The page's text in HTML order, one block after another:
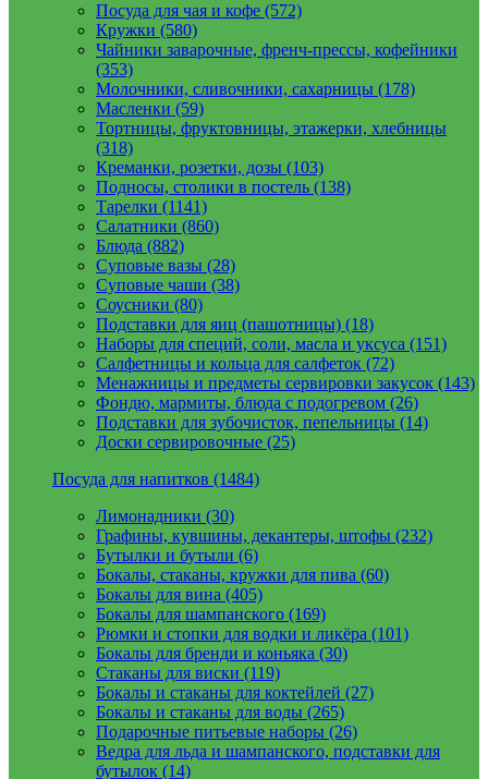
Посуда для чая и кофе (572)
Кружки (580)
Чайники заварочные, френч-прессы, кофейники
(353)
Молочники, сливочники, сахарницы (178)
Масленки (59)
Тортницы, фруктовницы, этажерки, хлебницы
(318)
Креманки, розетки, дозы (103)
Подносы, столики в постель (138)
Тарелки (1141)
Салатники (860)
Блюда (882)
Суповые вазы (28)
Суповые чаши (38)
Соусники (80)
Подставки для яиц (пашотницы) (18)
Наборы для специй, соли, масла и уксуса (151)
Салфетницы и кольца для салфеток (72)
Менажницы и предметы сервировки закусок (143)
Фондю, мармиты, блюда с подогревом (26)
Подставки для зубочисток, пепельницы (14)
Доски сервировочные (25)
Посуда для напитков (1484)
Лимонадники (30)
Графины, кувшины, декантеры, штофы (232)
Бутылки и бутыли (6)
Бокалы, стаканы, кружки для пива (60)
Бокалы для вина (405)
Бокалы для шампанского (169)
Рюмки и стопки для водки и ликёра (101)
Бокалы для бренди и коньяка (30)
Стаканы для виски (119)
Бокалы и стаканы для коктейлей (27)
Бокалы и стаканы для воды (265)
Подарочные питьевые наборы (26)
Ведра для льда и шампанского, подставки для
бутылок (14)